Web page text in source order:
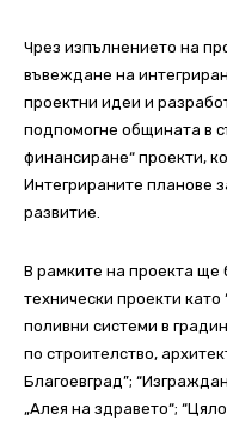
Чрез изпълнението на
въвеждане на
проектни идеи и
подпомогне общината в
финансиране“ проекти,
Интегрираните планове
развитие.
В рамките на проекта ще
технически проекти
поливни системи в
по строителство,
Благоевград”;
„Алея на здравето“;